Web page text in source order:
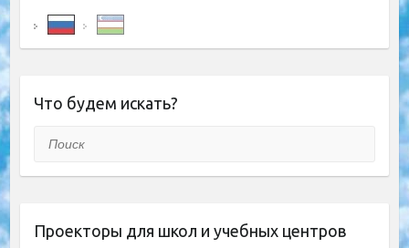
Что будем искать?
Поиск
Проекторы для школ и учебных центров